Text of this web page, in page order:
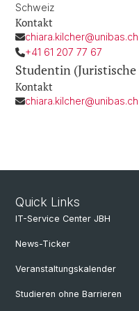
Schweiz
Kontakt
chiara.kilcher@unibas.ch
+41 61 207 77 67
Studentin
Kontakt
chiara.kilcher@unibas.ch
Quick Links
IT-Service Center JBH
News-Ticker
Veranstaltungskalender
Studieren ohne Barrieren